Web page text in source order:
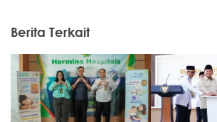
Berita Terkait